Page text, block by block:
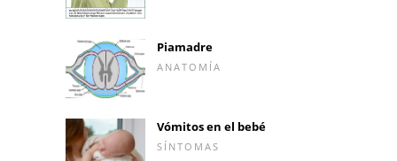
Piamadre
ANATOMÍA
Vómitos en el bebé
SÍNTOMAS